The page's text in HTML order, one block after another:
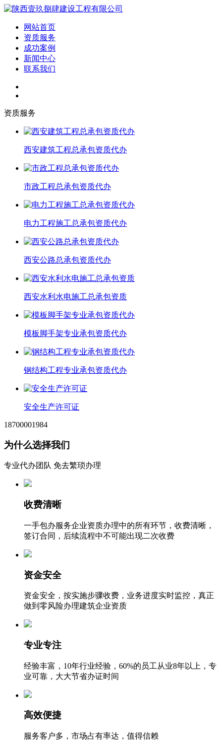
网站首页
资质服务
成功案例
新闻中心
联系我们
资质服务
西安建筑工程总承包资质代办
市政工程总承包资质代办
电力工程施工总承包资质代办
西安公路总承包资质代办
西安水利水电施工总承包资质
模板脚手架专业承包资质代办
钢结构工程专业承包资质代办
安全生产许可证
18700001984
为什么选择我们
专业代办团队 免去繁琐办理
收费清晰
一手包办服务企业资质办理中的所有环节，收费清晰，
签订合同，后续流程中不可能出现二次收费
资金安全
资金安全，按实施步骤收费，业务进度实时监控，真正
做到零风险办理建筑企业资质
专业专注
经验丰富，10年行业经验，60%的员工从业8年以上，专
业可靠，大大节省办证时间
高效便捷
服务客户多，市场占有率达，值得信赖